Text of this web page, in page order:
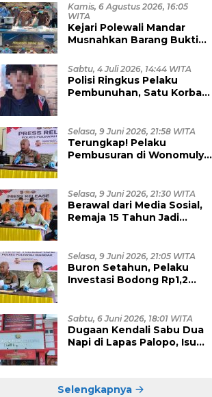
Kamis, 6 Agustus 2026, 16:05
WITA
Kejari Polewali Mandar
Musnahkan Barang Bukti
hingga Ribuan Obat Ilegal
Dimusnahkan
Sabtu, 4 Juli 2026, 14:44 WITA
Polisi Ringkus Pelaku
Pembunuhan, Satu Korban
Selasa, 9 Juni 2026, 21:58 WITA
Terungkap! Pelaku
Pembusuran di Wonomulyo
Tersangka Diamankan
Selasa, 9 Juni 2026, 21:30 WITA
Berawal dari Media Sosial,
Remaja 15 Tahun Jadi
Dibekuk Polisi
Selasa, 9 Juni 2026, 21:05 WITA
Buron Setahun, Pelaku
Investasi Bodong Rp1,2
di Kalimantan Timur
Sabtu, 6 Juni 2026, 18:01 WITA
Dugaan Kendali Sabu Dua
Napi di Lapas Palopo, Isu
Selengkapnya